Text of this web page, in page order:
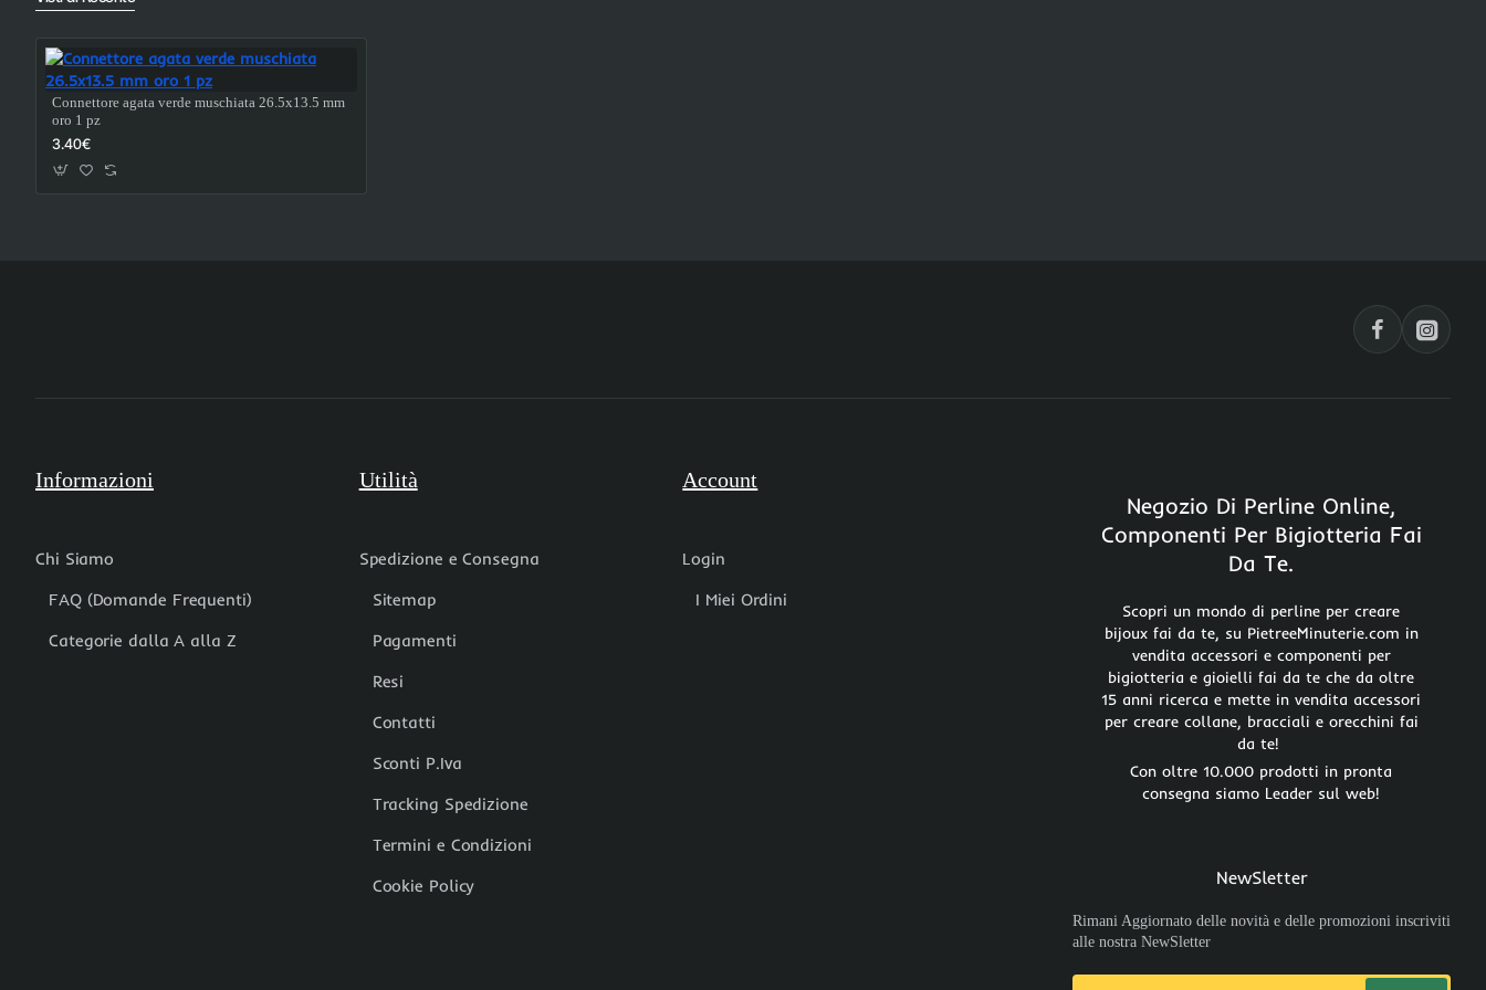
Connettore agata verde muschiata 26.5x13.5 mm
oro 1 pz
3.40€
Informazioni
Chi Siamo
FAQ (Domande Frequenti)
Categorie dalla A alla Z
Utilità
Spedizione e Consegna
Sitemap
Pagamenti
Resi
Contatti
Sconti P.Iva
Tracking Spedizione
Termini e Condizioni
Cookie Policy
Account
Login
I Miei Ordini
Negozio Di Perline Online,
Componenti Per Bigiotteria Fai
Da Te.
Scopri un mondo di perline per creare
bijoux fai da te, su PietreeMinuterie.com in
vendita accessori e componenti per
bigiotteria e gioielli fai da te che da oltre
15 anni ricerca e mette in vendita accessori
per creare collane, bracciali e orecchini fai
da te!
Con oltre 10.000 prodotti in pronta
consegna siamo Leader sul web!
NewSletter
Rimani Aggiornato delle novità e delle promozioni inscriviti
alle nostra NewSletter